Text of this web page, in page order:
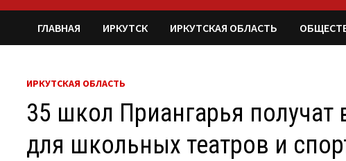
ГЛАВНАЯ ИРКУТСК ИРКУТСКАЯ ОБЛАСТЬ
ИРКУТСКАЯ ОБЛАСТЬ
35 школ Приангарья получат
для школьных театров и